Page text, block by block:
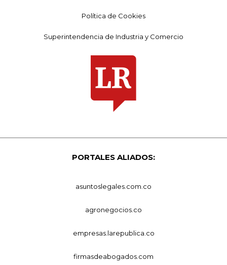
Política de Cookies
Superintendencia de Industria y Comercio
PORTALES ALIADOS:
asuntoslegales.com.co
agronegocios.co
empresas.larepublica.co
firmasdeabogados.com